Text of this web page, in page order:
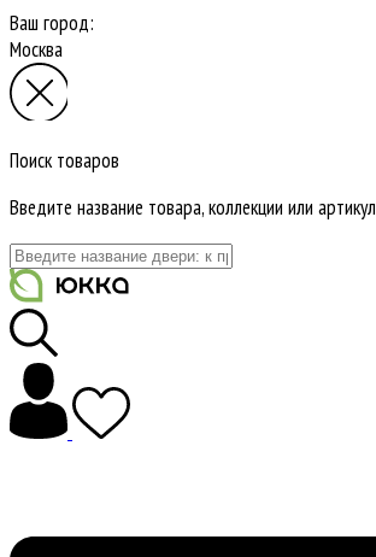
Ваш город:
Москва
Поиск товаров
Введите название товара, коллекции или артикул